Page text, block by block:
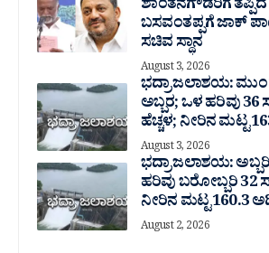
ಶಾಂತನಗೌಡರಿಗೆ
ಬಸವಂತಪ್ಪಗೆ ಜಾಕ್
ಸಚಿವ ಸ್ಥಾನ
August 3, 2026
ಭದ್ರಾ ಜಲಾಶಯ:
ಅಬ್ಬರ; ಒಳ ಹರಿವು 36
ಹೆಚ್ಚಳ; ನೀರಿನ ಮಟ್ಟ
August 3, 2026
ಭದ್ರಾ ಜಲಾಶಯ:
ಹರಿವು ಬರೋಬ್ಬರಿ 32
ನೀರಿನ ಮಟ್ಟ 160.3
August 2, 2026